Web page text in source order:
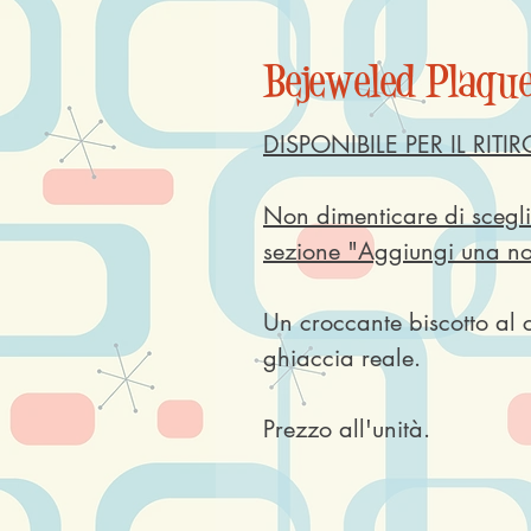
Bejeweled
DISPONIBILE PER IL
Non dimenticare di
sezione "Aggiungi una
Un croccante biscotto al
ghiaccia reale.
Prezzo all'unità.